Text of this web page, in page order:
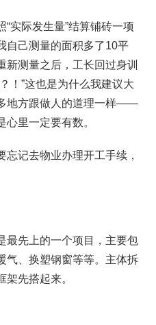
实际发生量”结算铺砖一项
自己测量的面积多了10平
新测量之后，工长回过身训
！”这也是为什么我建议大
地方跟做人的道理一样——
里一定要有数。
记去物业办理开工手续，
最先上的一个项目，主要包
气、换塑钢窗等等。主体拆
先搭起来。